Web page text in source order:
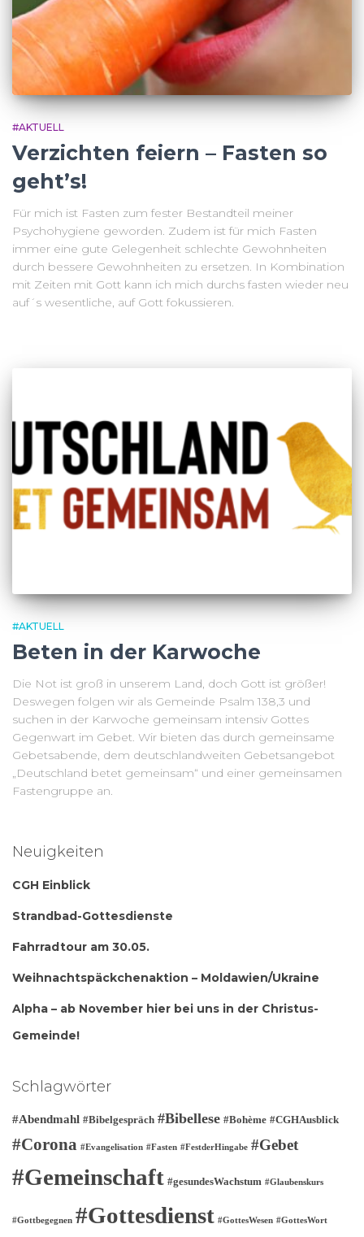
#AKTUELL
Verzichten feiern – Fasten so
geht’s!
Für mich ist Fasten zum fester Bestandteil meiner
Psychohygiene geworden. Zudem ist für mich Fasten
immer eine gute Gelegenheit schlechte Gewohnheiten
durch bessere Gewohnheiten zu ersetzen. In Kombination
mit Zeiten mit Gott kann ich mich durchs fasten wieder neu
auf´s wesentliche, auf Gott fokussieren.
#AKTUELL
Beten in der Karwoche
Die Not ist groß in unserem Land, doch Gott ist größer!
Deswegen folgen wir als Gemeinde Psalm 138,3 und
suchen in der Karwoche gemeinsam intensiv Gottes
Gegenwart im Gebet. Wir bieten das durch gemeinsame
Gebetsabende, dem deutschlandweiten Gebetsangebot
„Deutschland betet gemeinsam“ und einer gemeinsamen
Fastengruppe an.
Neuigkeiten
CGH Einblick
Strandbad-Gottesdienste
Fahrradtour am 30.05.
Weihnachtspäckchenaktion – Moldawien/Ukraine
Alpha – ab November hier bei uns in der Christus-
Gemeinde!
Schlagwörter
#Abendmahl #Bibelgespräch #Bibellese #Bohème #CGHAusblick
#Corona #Evangelisation #Fasten #FestderHingabe #Gebet
#Gemeinschaft #gesundesWachstum #Glaubenskurs
#Gottbegegnen #Gottesdienst #GottesWesen #GottesWort